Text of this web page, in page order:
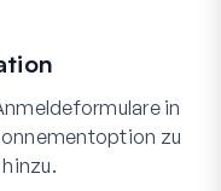
in
zu